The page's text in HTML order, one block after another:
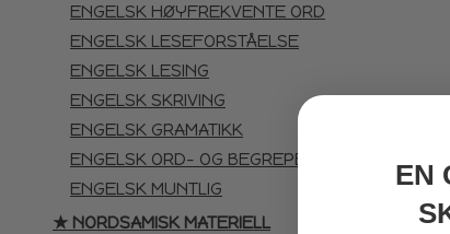
ENGELSK HØYFREKVENTE ORD
ENGELSK LESEFORSTÅELSE
ENGELSK LESING
ENGELSK SKRIVING
ENGELSK GRAMATIKK
ENGELSK ORD- OG BEGREPER
ENGELSK MUNTLIG
★ NORDSAMISK MATERIELL
EN